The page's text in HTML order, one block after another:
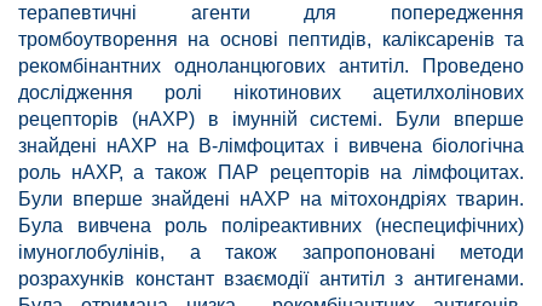
терапевтичні агенти для попередження
тромбоутворення на основі пептидів, каліксаренів та
рекомбінантних одноланцюгових антитіл. Проведено
дослідження ролі нікотинових ацетилхолінових
рецепторів (нАХР) в імунній системі. Були вперше
знайдені нАХР на В-лімфоцитах і вивчена біологічна
роль нАХР, а також ПАР рецепторів на лімфоцитах.
Були вперше знайдені нАХР на мітохондріях тварин.
Була вивчена роль поліреактивних (неспецифічних)
імуноглобулінів, а також запропоновані методи
розрахунків констант взаємодії антитіл з антигенами.